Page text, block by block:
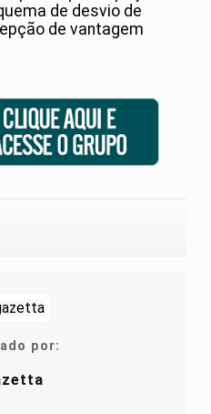
de desvio de
de vantagem
por: